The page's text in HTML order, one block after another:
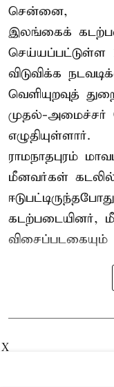
சென்னை,
இலங்கைக்
விடுவிக்க
வெளியுறவுத்
முதல்-அமைச்சர்
எழுதியுள்ளார்.
ராமநாதபுரம்
மீனவர்கள்
கடற்படையினர்,
விசைப்படகையும்
X